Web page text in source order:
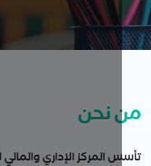
نحن